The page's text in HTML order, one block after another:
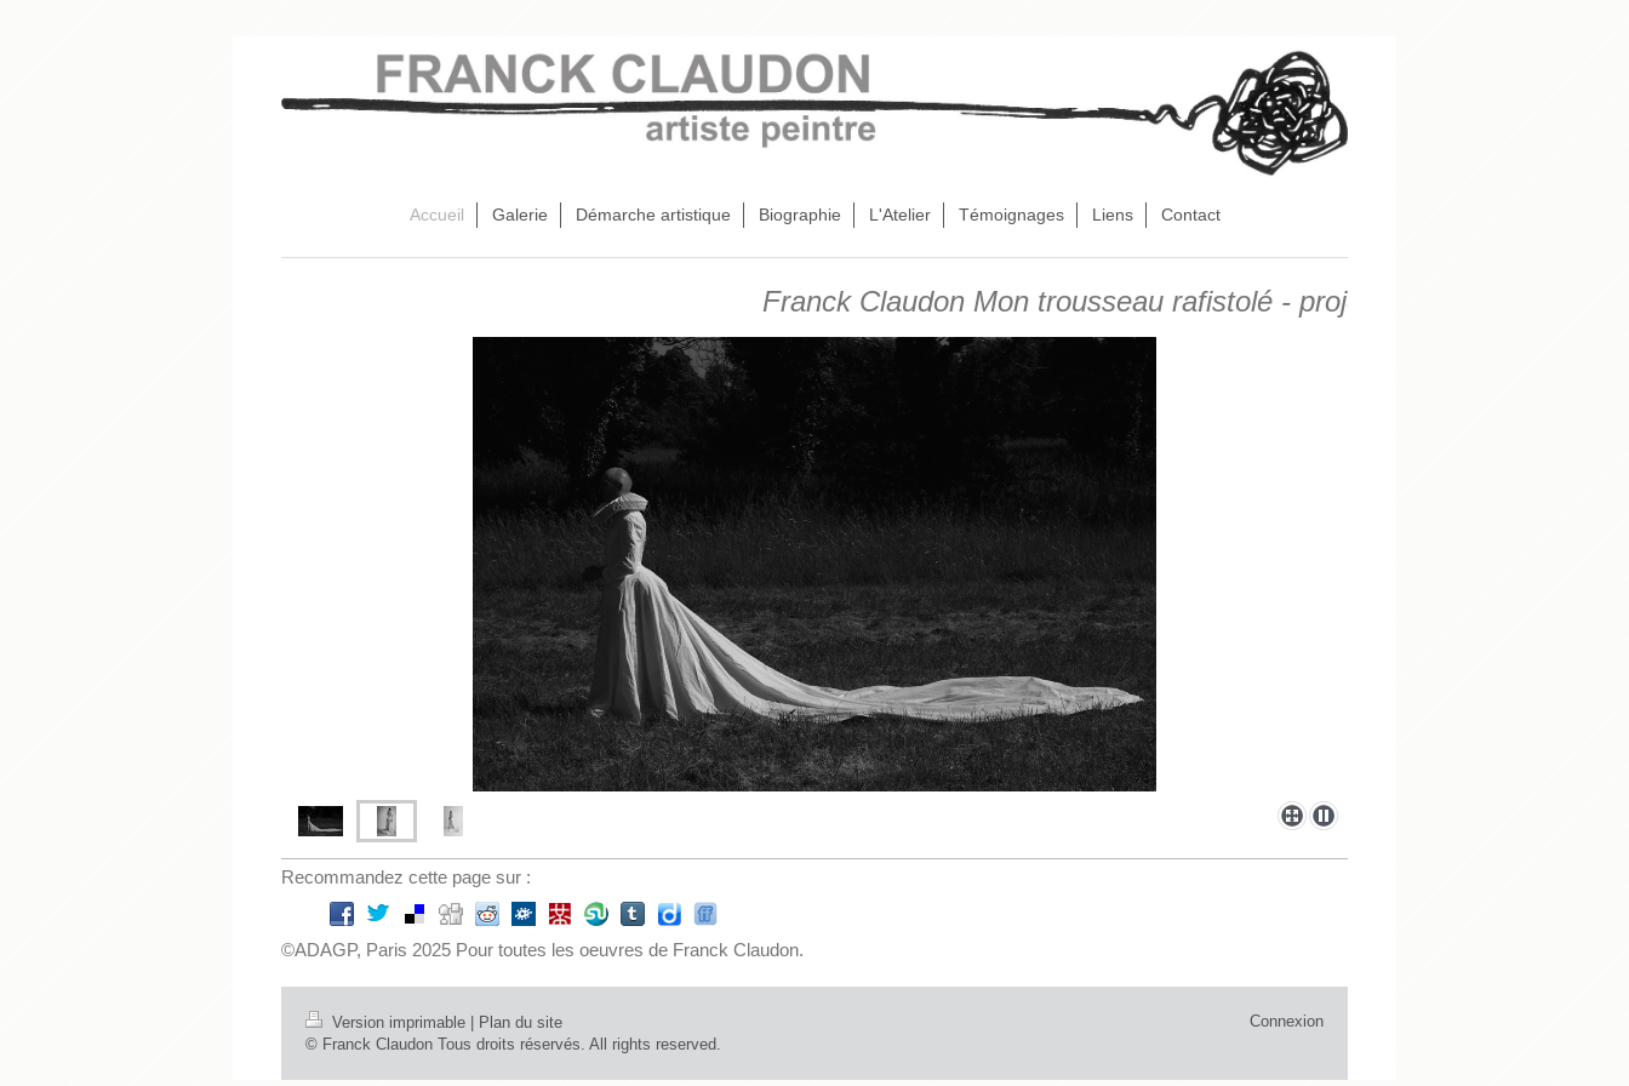
Accueil Galerie Démarche artistique Biographie L'Atelier Témoignages Liens Contact
Franck Claudon Mon trousseau rafistolé - projet en cours autour de
Recommandez cette page sur :
©ADAGP, Paris 2025 Pour toutes les oeuvres de Franck Claudon.
Version imprimable
Plan du site
© Franck Claudon Tous droits réservés. All rights reserved.
Connexion